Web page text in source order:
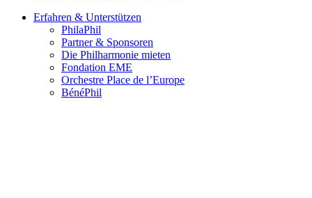
Erfahren & Unterstützen
PhilaPhil
Partner & Sponsoren
Die Philharmonie mieten
Fondation EME
Orchestre Place de l’Europe
BénéPhil